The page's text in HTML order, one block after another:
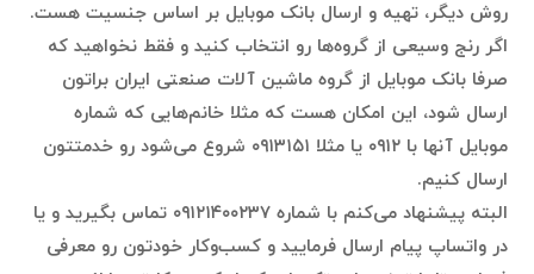
روش دیگر، تهیه و ارسال بانک موبایل بر اساس جنسیت هست.
اگر رنج وسیعی از گروه‌ها رو انتخاب کنید و فقط نخواهید که
صرفا بانک موبایل از گروه ماشین آلات صنعتی ایران براتون
ارسال شود، این امکان هست که مثلا خانم‌هایی که شماره
موبایل آنها با ۰۹۱۲ یا مثلا ۰۹۱۳۱۵۱ شروع می‌شود رو خدمتتون
ارسال کنیم.
البته پیشنهاد می‌کنم با شماره ۰۹۱۲۱۴۰۰۲۳۷ تماس بگیرید و یا
در واتساپ پیام ارسال فرمایید و کسب‌وکار خودتون رو معرفی